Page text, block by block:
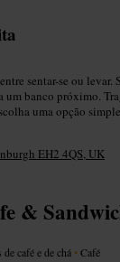
sentar-se ou
um banco próximo.
uma opção
EH2 4QS, UK
&
de café e de chá •Café